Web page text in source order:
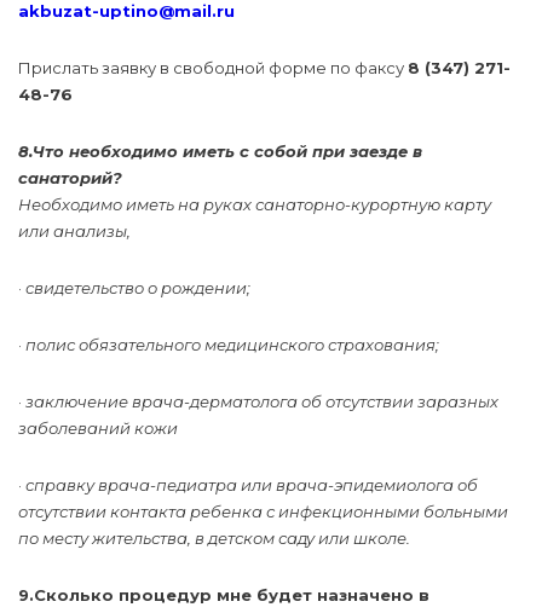
akbuzat-uptino@mail.ru
Прислать заявку в свободной форме по факсу 8 (347) 271-
48-76
8.Что необходимо иметь с собой при заезде в
санаторий?
Необходимо иметь на руках санаторно-курортную карту
или анализы,
· свидетельство о рождении;
· полис обязательного медицинского страхования;
· заключение врача-дерматолога об отсутствии заразных
заболеваний кожи
· справку врача-педиатра или врача-эпидемиолога об
отсутствии контакта ребенка с инфекционными больными
по месту жительства, в детском саду или школе.
9.Сколько процедур мне будет назначено в